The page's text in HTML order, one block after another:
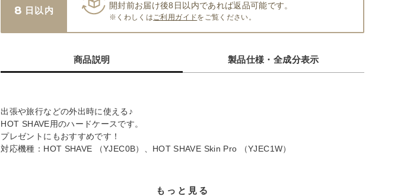
8 日以内 開封前お届け後8日以内であれば返品可能です。
※くわしくは ご利用ガイドをご覧ください。
商品説明 製品仕様・全成分表示
出張や旅行などの外出時に使える♪
HOT SHAVE用のハードケースです。
プレゼントにもおすすめです！
対応機種：HOT SHAVE （YJEC0B）、HOT SHAVE Skin Pro （YJEC1W）
もっと見る